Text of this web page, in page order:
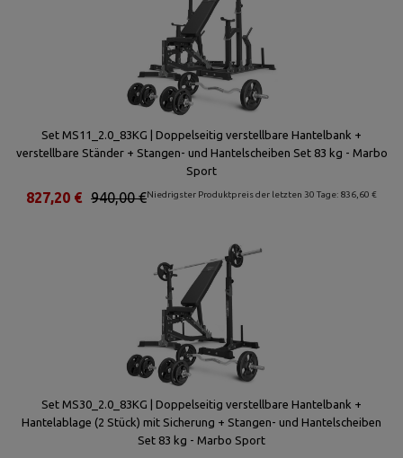
Set MS11_2.0_83KG | Doppelseitig verstellbare Hantelbank +
verstellbare Ständer + Stangen- und Hantelscheiben Set 83 kg - Marbo
Sport
Niedrigster Produktpreis der letzten 30 Tage: 836,60 €
940,00 €
827,20 €
Set MS30_2.0_83KG | Doppelseitig verstellbare Hantelbank +
Hantelablage (2 Stück) mit Sicherung + Stangen- und Hantelscheiben
Set 83 kg - Marbo Sport